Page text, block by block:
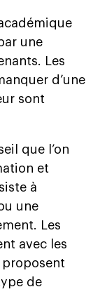
une
Les
d’une
sont
que l’on
et
à
une
Les
avec les
de